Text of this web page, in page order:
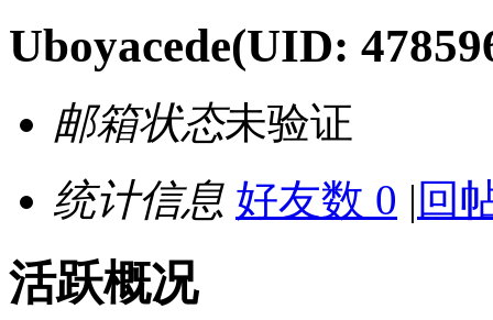
Uboyacede(UID:
邮箱状态未验证
统计信息 好友数 0 | 回
活跃概况